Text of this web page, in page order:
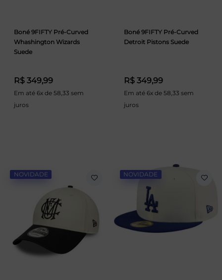
Boné 9FIFTY Pré-Curved
Whashington Wizards
Suede
R$ 349,99
Em até 6x de 58,33 sem
juros
Boné 9FIFTY Pré-Curved
Detroit Pistons Suede
R$ 349,99
Em até 6x de 58,33 sem
juros
NOVIDADE NOVIDADE